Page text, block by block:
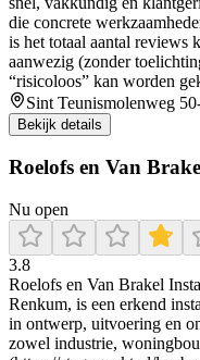
die concrete
is het totaal aantal reviews
aanwezig (zonder
“risicoloos” kan worden
Sint Teunismolenweg
Bekijk details
Roelofs en Van
Nu open
3.8
Roelofs en Van Brakel
Renkum, is een erkend
in ontwerp, uitvoering en
zowel industrie,